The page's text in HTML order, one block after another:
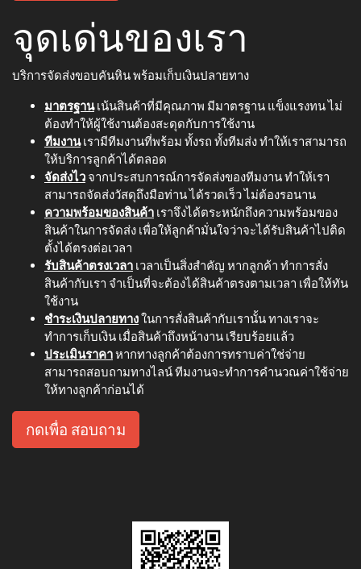
จุดเด่นของเรา
บริการจัดส่งขอบคันหิน พร้อมเก็บเงินปลายทาง
มาตรฐานเน้นสินค้าที่มีคุณภาพ มีมาตรฐาน แข็งแรงทน ไม่
ต้องทำให้ผู้ใช้งานต้องสะดุดกับการใช้งาน
ทีมงานเรามีทีมงานที่พร้อม ทั้งรถ ทั้งทีมส่ง ทำให้เราสามารถ
ให้บริการลูกค้าได้ตลอด
จัดส่งไว จากประสบการณ์การจัดส่งของทีมงาน ทำให้เรา
สามารถจัดส่งวัสดุถึงมือท่าน ได้รวดเร็ว ไม่ต้องรอนาน
ความพร้อมของสินค้า เราจึงได้ตระหนักถึงความพร้อมของ
สินค้าในการจัดส่ง เพื่อให้ลูกค้ามั่นใจว่าจะได้รับสินค้าไปติด
ตั้งได้ตรงต่อเวลา
รับสินค้าตรงเวลา เวลาเป็นสิ่งสำคัญ หากลูกค้า ทำการสั่ง
สินค้ากับเรา จำเป็นที่จะต้องได้สินค้าตรงตามเวลา เพื่อให้ทัน
ใช้งาน
ชำระเงินปลายทางในการสั่งสินค้ากับเรานั้น ทางเราจะ
ทำการเก็บเงิน เมื่อสินค้าถึงหน้างาน เรียบร้อยแล้ว
ประเมินราคาหากทางลูกค้าต้องการทราบค่าใช่จ่าย
สามารถสอบถามทางไลน์ ทีมงานจะทำการคำนวณค่าใช้จ่าย
ให้ทางลูกค้าก่อนได้
กดเพื่อ สอบถาม